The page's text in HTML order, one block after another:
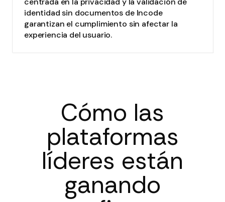
identidad sin documentos de Incode
garantizan el cumplimiento sin afectar la
experiencia del usuario.
Cómo las
plataformas
líderes están
ganando